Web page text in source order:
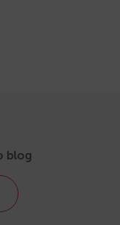
blog